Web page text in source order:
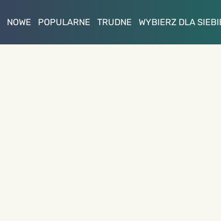
NOWE POPULARNE TRUDNE WYBIERZ DLA